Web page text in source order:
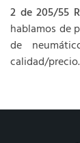
2 de 205/55
hablamos de
de
calidad/precio.